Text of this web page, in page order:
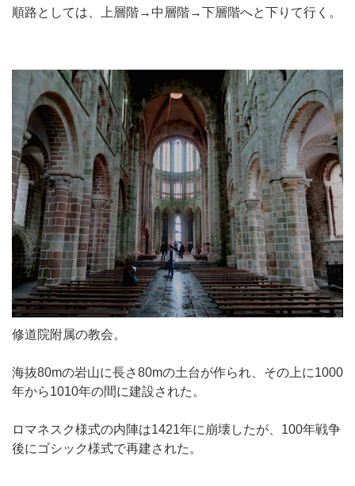
順路としては、上層階→中層階→下層階へと下りて行く。
修道院附属の教会。
海抜80mの岩山に長さ80mの土台が作られ、その上に1000
年から1010年の間に建設された。
ロマネスク様式の内陣は1421年に崩壊したが、100年戦争
後にゴシック様式で再建された。